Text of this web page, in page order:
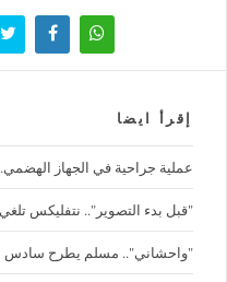
إقرأ ايضا
عملية جراحية في الجهاز
"قبل بدء التصوير".. نتفليكس تلغي
"واحشاني".. مسلم يطرح سادس